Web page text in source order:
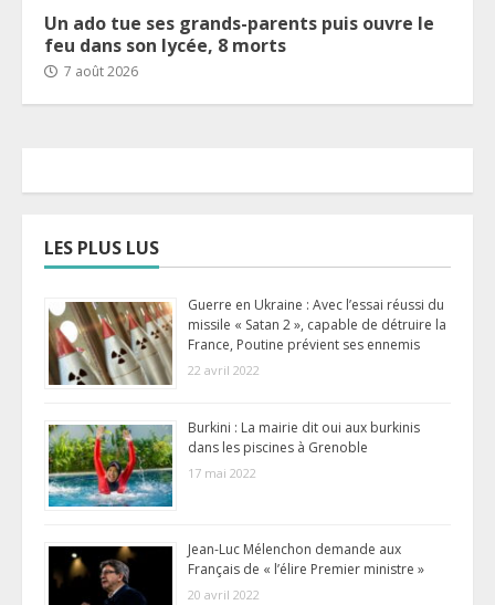
Un ado tue ses grands-parents puis ouvre le
feu dans son lycée, 8 morts
7 août 2026
LES PLUS LUS
Guerre en Ukraine : Avec l’essai réussi du
missile « Satan 2 », capable de détruire la
France, Poutine prévient ses ennemis
22 avril 2022
Burkini : La mairie dit oui aux burkinis
dans les piscines à Grenoble
17 mai 2022
Jean-Luc Mélenchon demande aux
Français de « l’élire Premier ministre »
20 avril 2022